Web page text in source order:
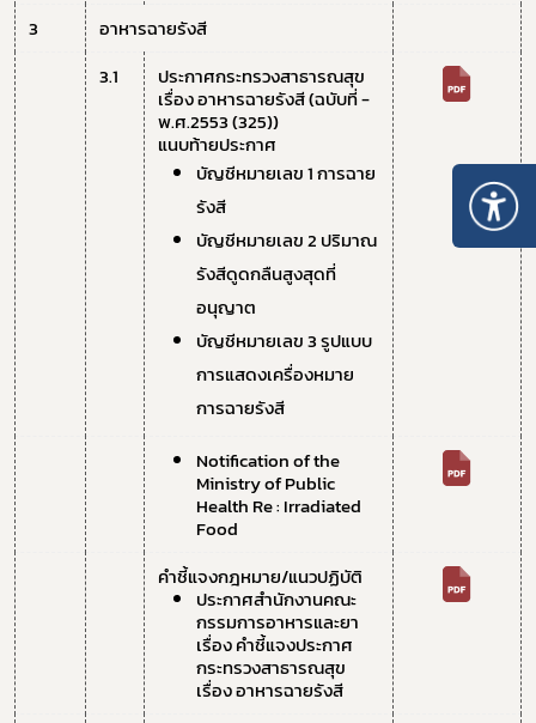
3
อาหารฉายรังสี
3.1
ประกาศกระทรวงสาธารณสุข
เรื่อง อาหารฉายรังสี (ฉบับที่ -
พ.ศ.2553 (325))
แนบท้ายประกาศ
บัญชีหมายเลข 1 การฉาย
รังสี
บัญชีหมายเลข 2 ปริมาณ
รังสีดูดกลืนสูงสุดที่
อนุญาต
บัญชีหมายเลข 3 รูปแบบ
การแสดงเครื่องหมาย
การฉายรังสี
Notification of the
Ministry of Public
Health Re : Irradiated
Food
คำชี้แจงกฎหมาย/แนวปฏิบัติ
ประกาศสำนักงานคณะ
กรรมการอาหารและยา
เรื่อง คำชี้แจงประกาศ
กระทรวงสาธารณสุข
เรื่อง อาหารฉายรังสี